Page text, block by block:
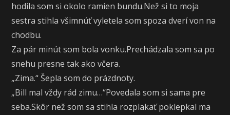
hodila som si okolo ramien bundu.Než si to moja
sestra stihla všimnúť vyletela som spoza dverí von na
chodbu.
Za pár minút som bola vonku.Prechádzala som sa po
snehu presne tak ako včera.
„Zima.“ Šepla som do prázdnoty.
„Bill mal vždy rád zimu…“Povedala som si sama pre
seba.Skôr než som sa stihla rozplakať poklepkal ma